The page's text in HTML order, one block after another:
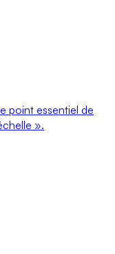
point essentiel de
».